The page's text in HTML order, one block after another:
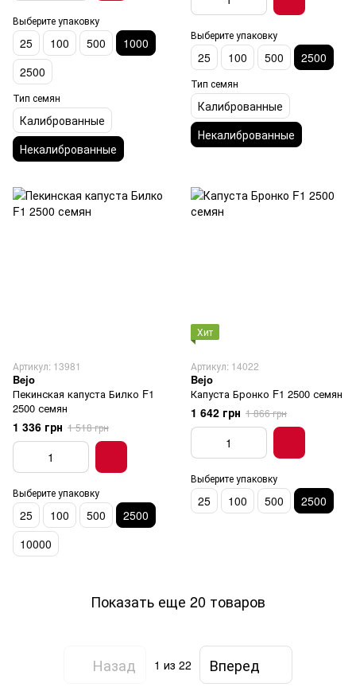
Выберите упаковку
25 100 500
1000
2500
Тип семян
Калиброванные
Некалиброванные
Выберите упаковку
25 100 500 2500
Тип семян
Калиброванные
Некалиброванные
Артикул: 13981
Bejo
Пекинская капуста Билко F1
2500 семян
1 336 грн 1 518 грн
Выберите упаковку
25 100 500
2500
10000
Хит
Артикул: 14022
Bejo
Капуста Бронко F1 2500 семян
1 642 грн 1 866 грн
Выберите упаковку
25 100 500 2500
Показать еще 20 товаров
Назад 1 из 22 Вперед